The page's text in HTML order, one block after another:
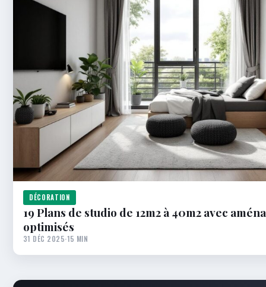
DÉCORATION
19 Plans de studio de 12m2 à 40m2 avec
optimisés
31 DÉC 2025·15 MIN